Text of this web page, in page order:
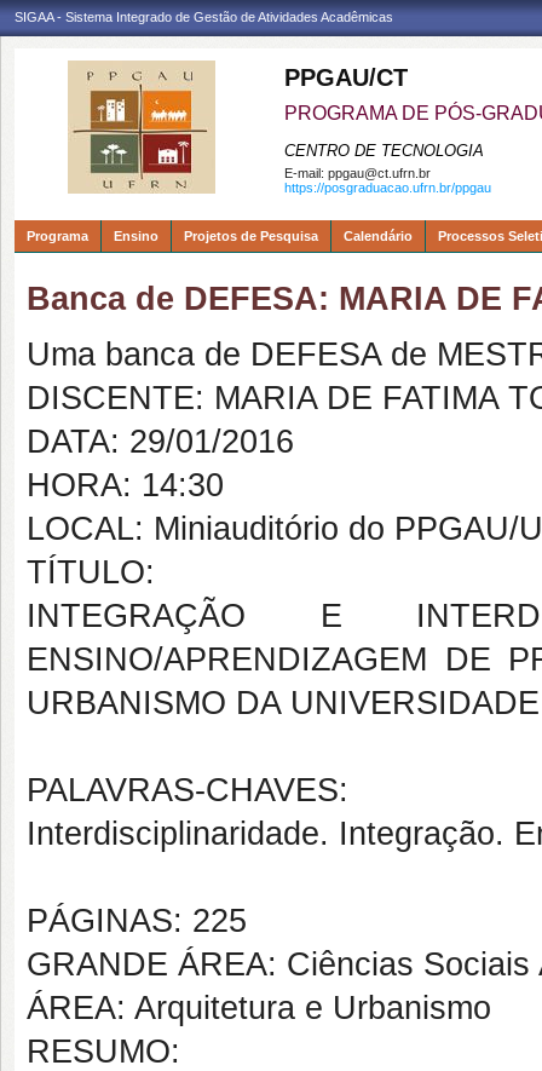
SIGAA - Sistema Integrado de Gestão de Atividades Acadêmicas
PPGAU/CT
PROGRAMA DE PÓS-
CENTRO DE TECNOLOGIA
E-mail: ppgau@ct.ufrn.br
https://posgraduacao.ufrn.br/ppgau
Programa Ensino Projetos de Pesquisa Calendário Processos
Banca de DEFESA: MARIA DE
Uma banca de DEFESA de
DISCENTE: MARIA DE FATIMA
DATA: 29/01/2016
HORA: 14:30
LOCAL: Miniauditório do PPGAU/
TÍTULO:
INTEGRAÇÃO E
ENSINO/APRENDIZAGEM DE
URBANISMO DA
PALAVRAS-CHAVES:
Interdisciplinaridade. Integração.
PÁGINAS: 225
GRANDE ÁREA: Ciências Sociais
ÁREA: Arquitetura e Urbanismo
RESUMO: